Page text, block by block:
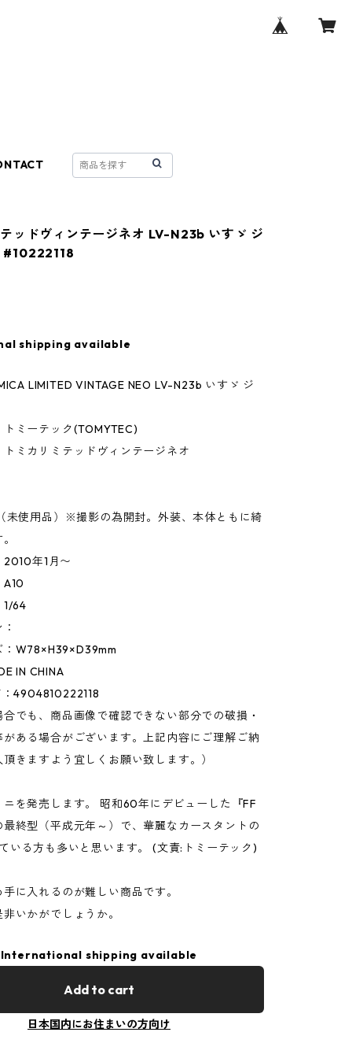
ッドヴィンテージネオ LV-N23b いすゞ ジ
#10222118
shipping available
LIMITED VINTAGE NEO LV-N23b いすゞ ジ
ミーテック(TOMYTEC)
ミカリミテッドヴィンテージネオ
使用品）※撮影の為開封。外装、本体ともに綺
年1月〜
64
W78×H39×D39mm
IN CHINA
4904810222118
でも、商品画像で確認できない部分での破損・
ある場合がございます。上記内容にご理解ご納
きますよう宜しくお願い致します。）
ニを発売します。 昭和60年にデビューした『FF
終型（平成元年～）で、華麗なカースタントの
いる方も多いと思います。 (文責:トミーテック)
に入れるのが難しい商品です。
いかがでしょうか。
International shipping available
Add to cart
日本国内にお住まいの方向け